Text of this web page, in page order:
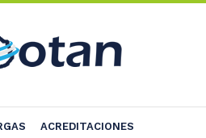
ACREDITACIONES